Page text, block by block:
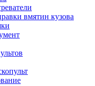
вмятин кузова